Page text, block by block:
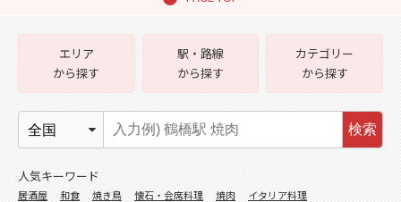
エリア
から探す
駅・路線
から探す
カテゴリー
から探す
検索
人気キーワード
居酒屋 和食 焼き鳥 懐石・会席料理 焼肉
イタリア料理